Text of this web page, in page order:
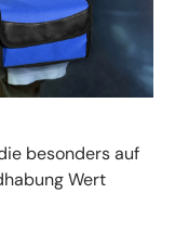
besonders auf
Wert